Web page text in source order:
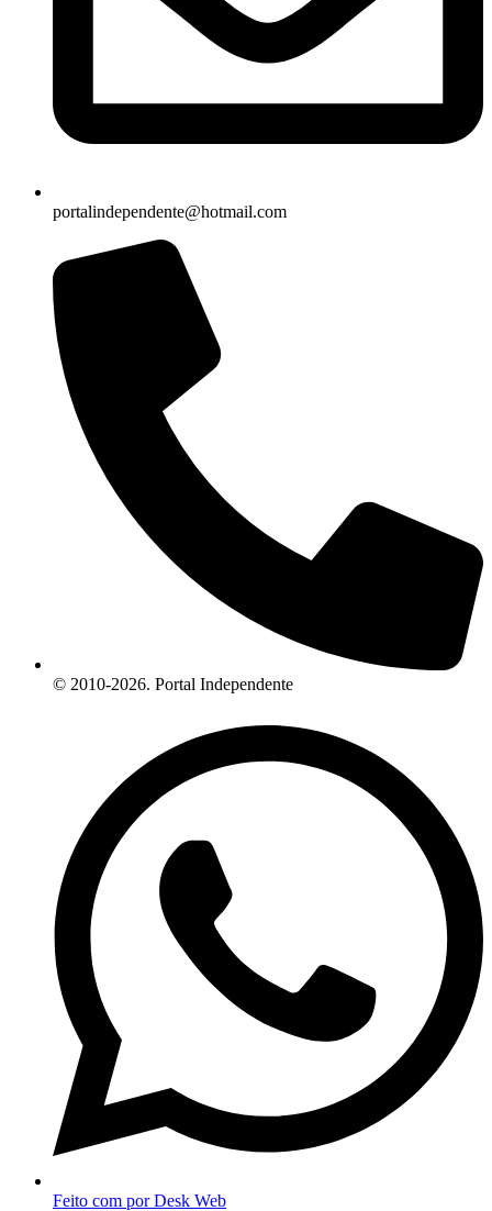
portalindependente@hotmail.com
© 2010-2026. Portal Independente
Feito com por Desk Web